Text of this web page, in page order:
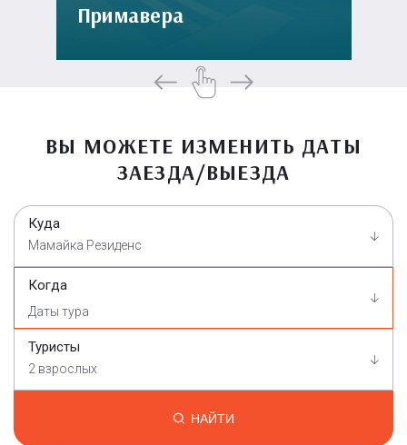
Примавера
ВЫ МОЖЕТЕ ИЗМЕНИТЬ ДАТЫ
ЗАЕЗДА/ВЫЕЗДА
Куда
Мамайка Резиденс
Когда
Туристы
2 взрослых
НАЙТИ